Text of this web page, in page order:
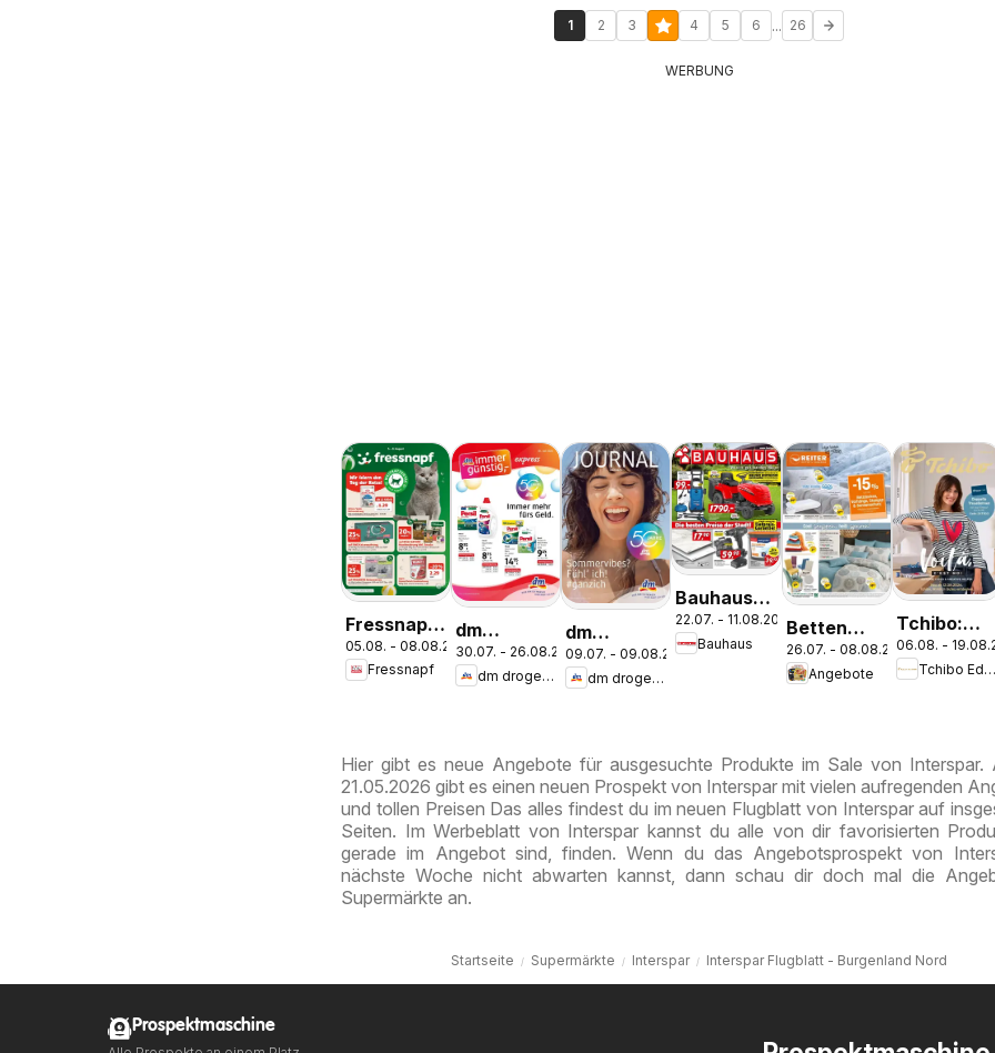
1 2 3 4 5 6 ... 26
WERBUNG
Fressnapf
Angebote
05.08. - 08.08.2026
Fressnapf
dm
drogerie
markt
August
30.07. - 26.08.2026
dm drogerie markt
dm
drogerie
markt
09.07. - 09.08.2026
dm drogerie markt
Bauhaus
Pasching,
Wels,
22.07. - 11.08.2026
Bauhaus
Betten
Reiter:
Aktuelle
26.07. - 08.08.2026
Angebote
Tchibo:
Voilà, c'est
moi
06.08. -
Tchibo Eduscho
Hier gibt es neue Angebote für ausgesuchte Produkte im Sale von Interspar.
21.05.2026 gibt es einen neuen Prospekt von Interspar mit vielen aufregenden
und tollen Preisen Das alles findest du im neuen Flugblatt von Interspar auf
Seiten. Im Werbeblatt von Interspar kannst du alle von dir favorisierten
gerade im Angebot sind, finden. Wenn du das Angebotsprospekt von
nächste Woche nicht abwarten kannst, dann schau dir doch mal die
Supermärkte an.
Startseite Supermärkte Interspar Interspar Flugblatt - Burgenland Nord
Prospektmaschine